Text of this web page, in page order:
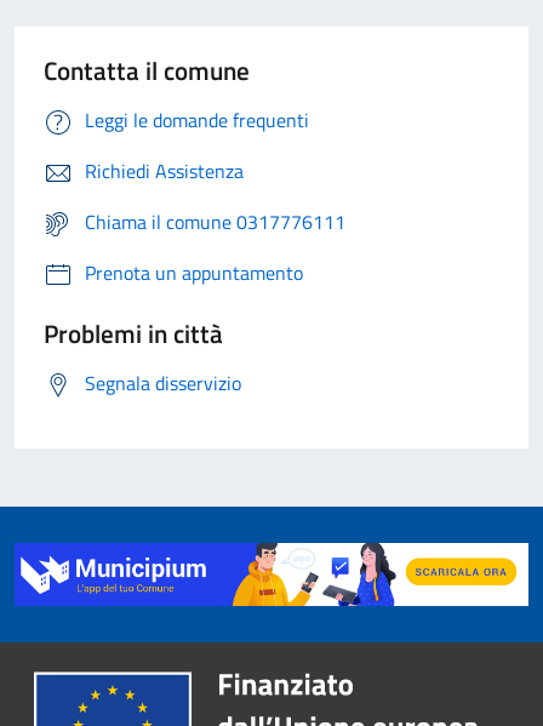
Contatta il comune
Leggi le domande frequenti
Richiedi Assistenza
Chiama il comune 0317776111
Prenota un appuntamento
Problemi in città
Segnala disservizio